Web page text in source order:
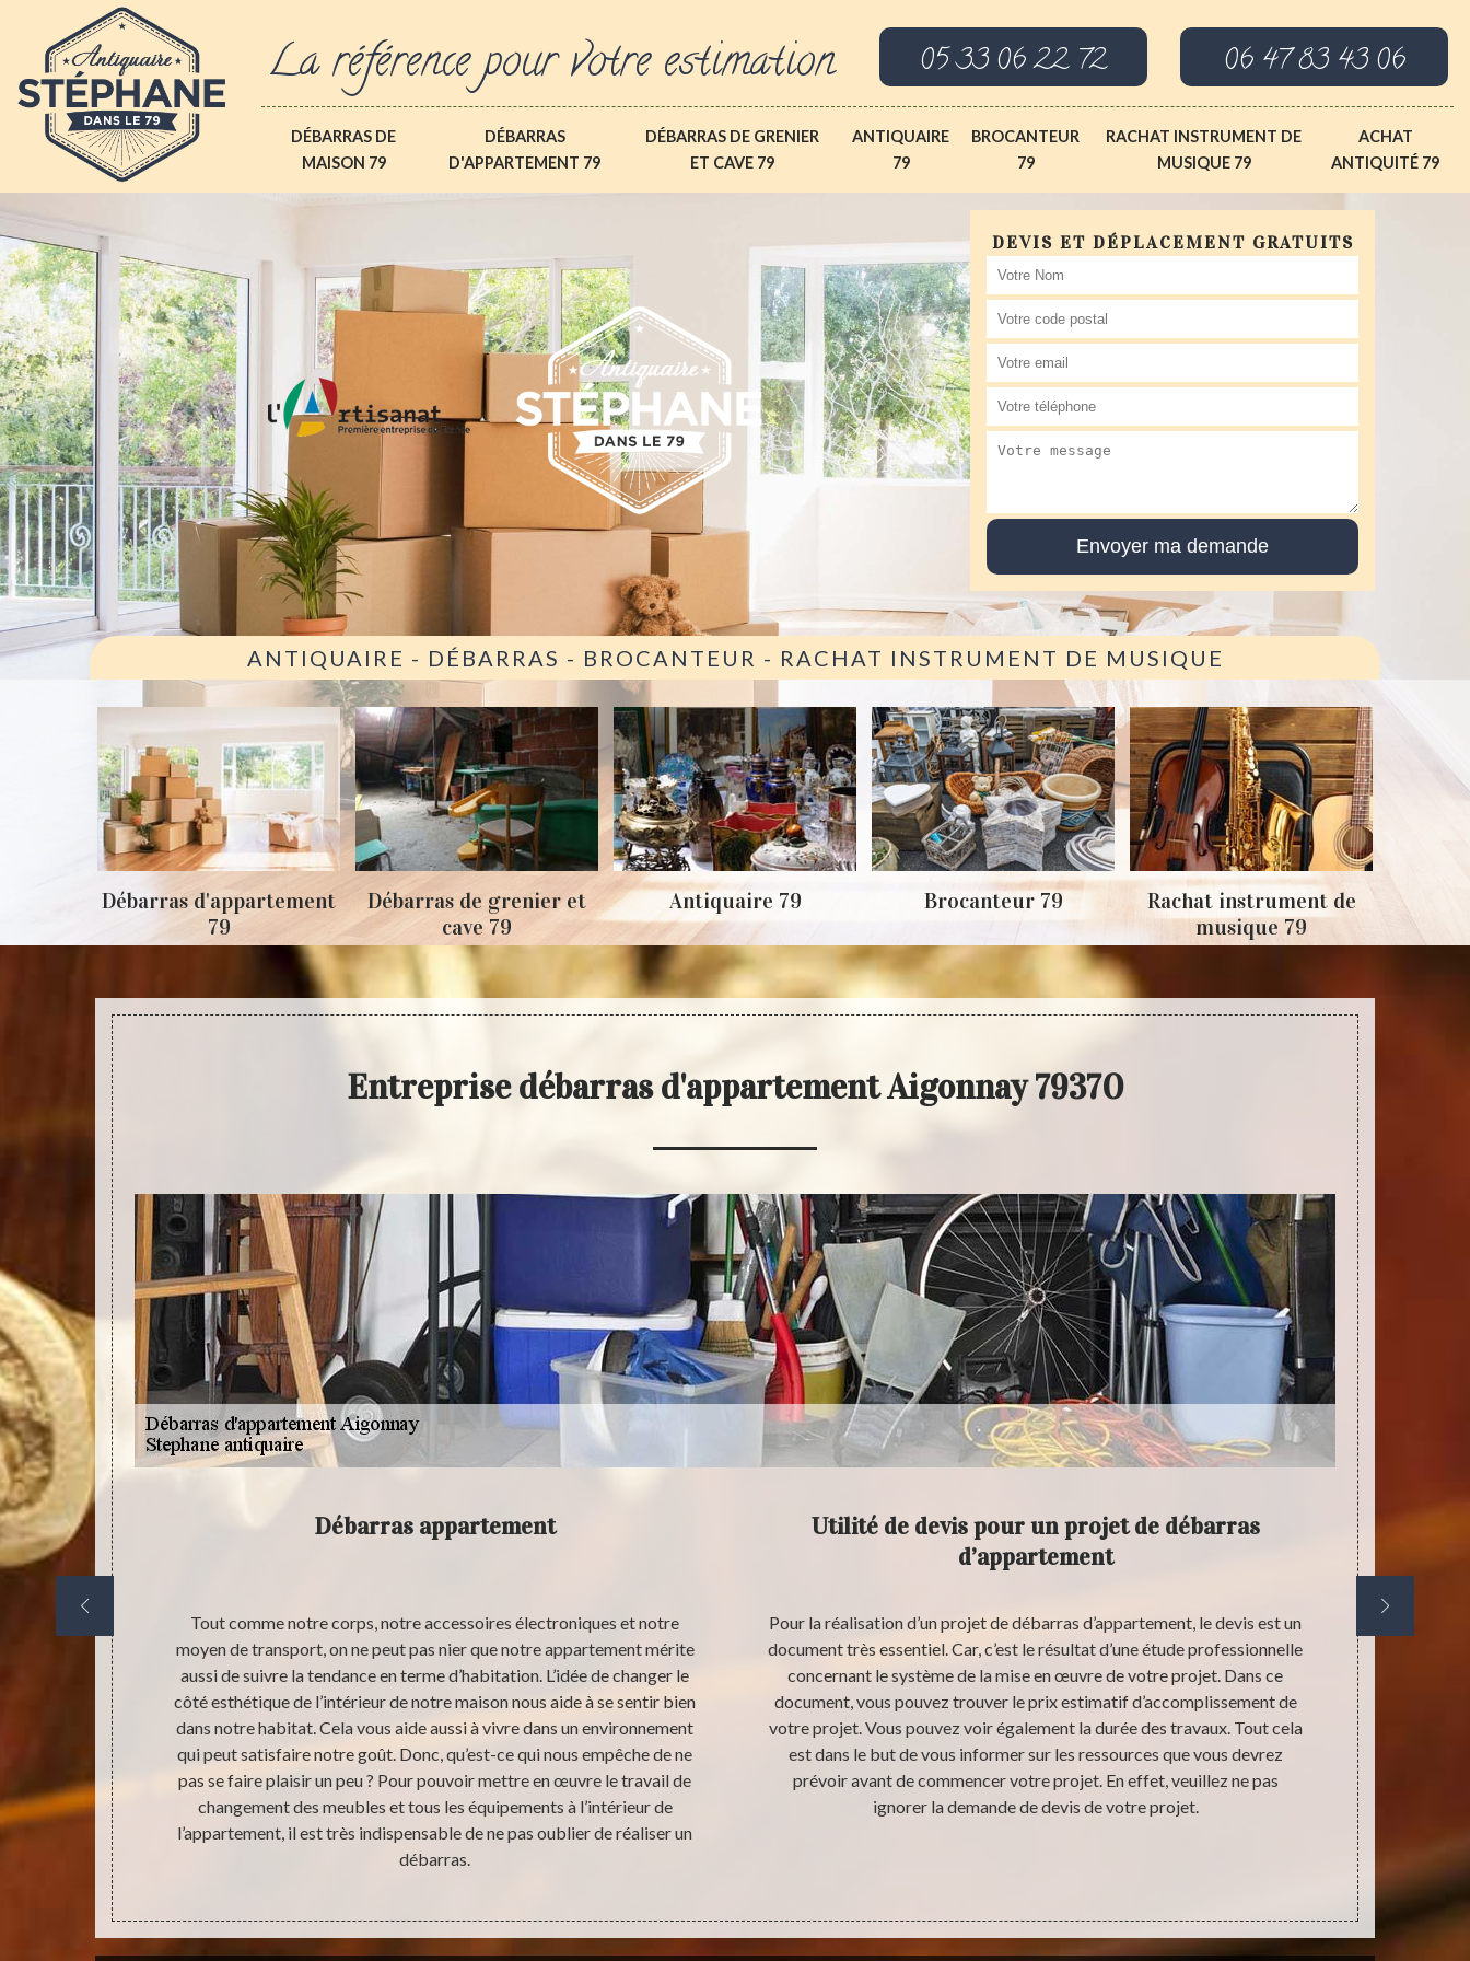
La référence pour votre estimation 05 33 06 22 72 06 47 83 43 06
DÉBARRAS DE
MAISON 79
DÉBARRAS
D'APPARTEMENT 79
DÉBARRAS DE GRENIER
ET CAVE 79
ANTIQUAIRE
79
BROCANTEUR
79
RACHAT INSTRUMENT DE
MUSIQUE 79
ACHAT
ANTIQUITÉ 79
DEVIS ET DÉPLACEMENT GRATUITS
ANTIQUAIRE - DÉBARRAS - BROCANTEUR - RACHAT INSTRUMENT DE MUSIQUE
Débarras d'appartement
79
Débarras de grenier et
cave 79
Antiquaire 79 Brocanteur 79
Rachat instrument de
musique 79
Entreprise débarras d'appartement Aigonnay 79370
pour
avant
Débarras appartement
Tout comme notre corps, notre accessoires électroniques et notre
moyen de transport, on ne peut pas nier que notre appartement mérite
aussi de suivre la tendance en terme d’habitation. L’idée de changer le
côté esthétique de l’intérieur de notre maison nous aide à se sentir bien
dans notre habitat. Cela vous aide aussi à vivre dans un environnement
qui peut satisfaire notre goût. Donc, qu’est-ce qui nous empêche de ne
pas se faire plaisir un peu ? Pour pouvoir mettre en œuvre le travail de
changement des meubles et tous les équipements à l’intérieur de
l’appartement, il est très indispensable de ne pas oublier de réaliser un
débarras.
Utilité de devis pour un projet de débarras
d’appartement
Pour la réalisation d’un projet de débarras d’appartement, le devis est un
document très essentiel. Car, c’est le résultat d’une étude professionnelle
concernant le système de la mise en œuvre de votre projet. Dans ce
document, vous pouvez trouver le prix estimatif d’accomplissement de
votre projet. Vous pouvez voir également la durée des travaux. Tout cela
est dans le but de vous informer sur les ressources que vous devrez
prévoir avant de commencer votre projet. En effet, veuillez ne pas
ignorer la demande de devis de votre projet.